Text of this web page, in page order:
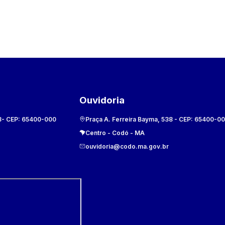
- CEP: 65400-000
Ouvidoria
Praça A. Ferreira Bayma, 538- CEP: 65400-
Centro - Codó - MA
ouvidoria@codo.ma.gov.br